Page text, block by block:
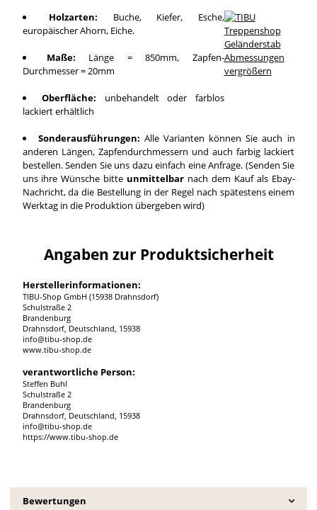
Holzarten: Buche, Kiefer, Esche,
europäischer Ahorn, Eiche.
Maße: Länge = 850mm, Zapfen-
Durchmesser = 20mm
Oberfläche: unbehandelt oder farblos
lackiert erhältlich
vergrößern
Sonderausführungen: Alle Varianten können Sie auch in
anderen Längen, Zapfendurchmessern und auch farbig lackiert
bestellen. Senden Sie uns dazu einfach eine Anfrage. (Senden Sie
uns ihre Wünsche bitte unmittelbar nach dem Kauf als Ebay-
Nachricht, da die Bestellung in der Regel nach spätestens einem
Werktag in die Produktion übergeben wird)
Angaben zur Produktsicherheit
Herstellerinformationen:
TIBU-Shop GmbH (15938 Drahnsdorf)
Schulstraße 2
Brandenburg
Drahnsdorf, Deutschland, 15938
info@tibu-shop.de
www.tibu-shop.de
verantwortliche Person:
Steffen Buhl
Schulstraße 2
Brandenburg
Drahnsdorf, Deutschland, 15938
info@tibu-shop.de
https://www.tibu-shop.de
Bewertungen